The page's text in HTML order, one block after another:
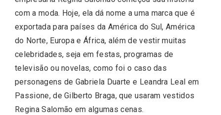
com a moda. Hoje, ela dá nome a uma marca que é
exportada para países da América do Sul, América
do Norte, Europa e África, além de vestir muitas
celebridades, seja em festas, programas de
televisão ou novelas, como foi o caso das
personagens de Gabriela Duarte e Leandra Leal em
Passione, de Gilberto Braga, que usaram vestidos
Regina Salomão em algumas cenas.